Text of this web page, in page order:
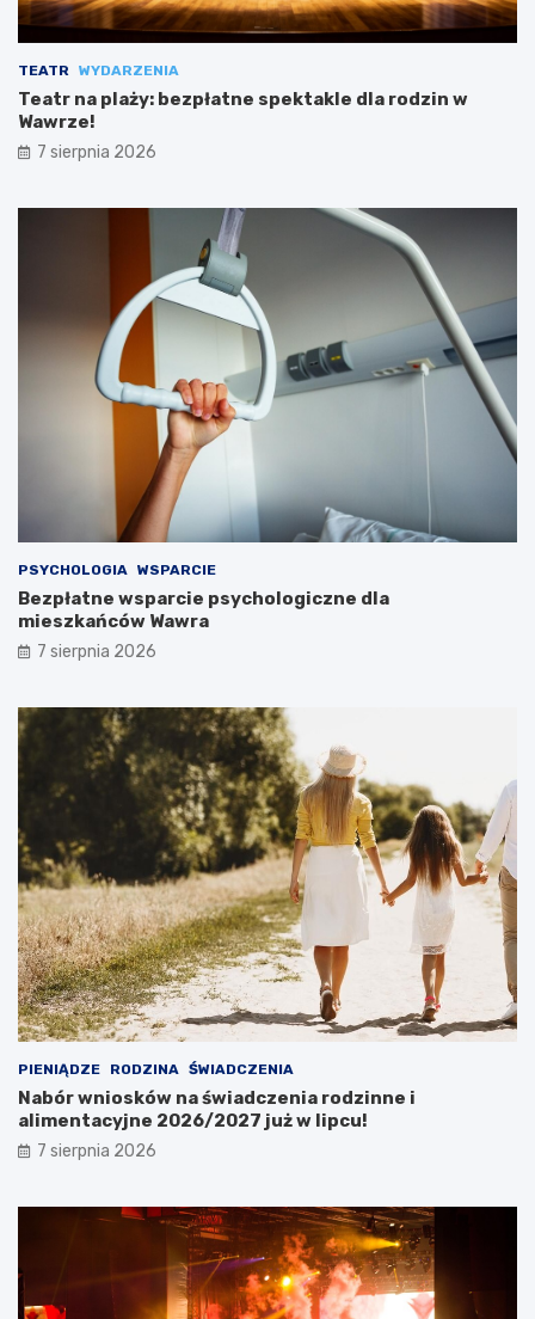
TEATR WYDARZENIA
Teatr na plaży: bezpłatne spektakle dla rodzin w
Wawrze!
7 sierpnia 2026
PSYCHOLOGIA WSPARCIE
Bezpłatne wsparcie psychologiczne dla
mieszkańców Wawra
7 sierpnia 2026
PIENIĄDZE RODZINA ŚWIADCZENIA
Nabór wniosków na świadczenia rodzinne i
alimentacyjne 2026/2027 już w lipcu!
7 sierpnia 2026